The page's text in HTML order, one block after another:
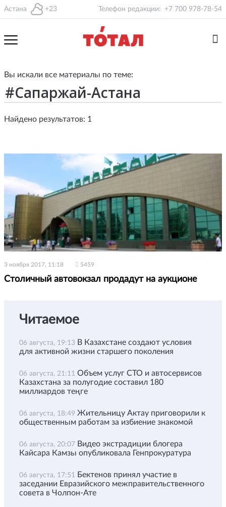
Астана +23 Телефон редакции: +7 700 978-78-54
Вы искали все материалы по теме:
Найдено результатов: 1
3 ноября 2017, 11:18 5459
Столичный автовокзал продадут на аукционе
Читаемое
06 августа, 19:13 В Казахстане создают условия
для активной жизни старшего поколения
06 августа, 21:11 Объем услуг СТО и автосервисов
Казахстана за полугодие составил 180
миллиардов теңге
06 августа, 18:49 Жительницу Актау приговорили к
общественным работам за избиение знакомой
06 августа, 20:07 Видео экстрадиции блогера
Кайсара Камзы опубликовала Генпрокуратура
06 августа, 17:51 Бектенов принял участие в
заседании Евразийского межправительственного
совета в Чолпон-Ате